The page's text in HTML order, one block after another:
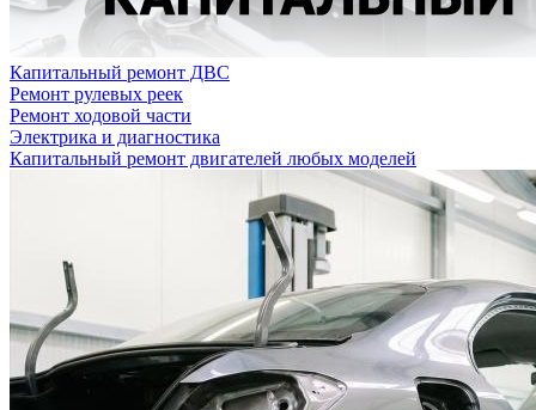
Капитальный ремонт ДВС
Ремонт рулевых реек
Ремонт ходовой части
Электрика и диагностика
Капитальный ремонт двигателей любых моделей